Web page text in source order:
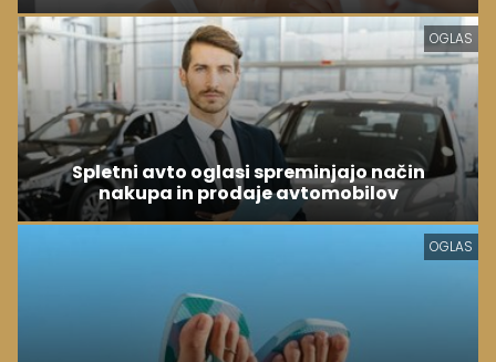
OGLAS
Spletni avto oglasi spreminjajo način
nakupa in prodaje avtomobilov
OGLAS